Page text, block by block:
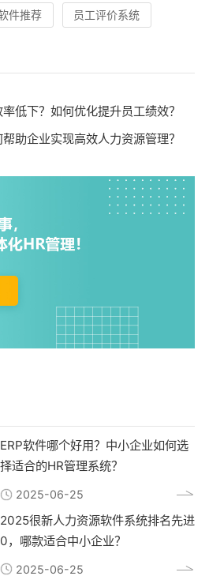
件推荐 员工评价系统
低下？如何优化提升员工绩效？
助企业实现高效人力资源管理？
ERP软件哪个好用？中小企业如何选
择适合的HR管理系统？
2025-06-25
2025很新人力资源软件系统排名先进
0，哪款适合中小企业？
2025-06-25